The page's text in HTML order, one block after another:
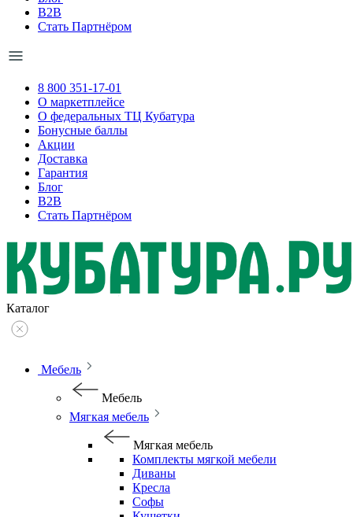
B2B
Стать Партнёром
8 800 351-17-01
О маркетплейсе
О федеральных ТЦ Кубатура
Бонусные баллы
Акции
Доставка
Гарантия
Блог
B2B
Стать Партнёром
Каталог
Мебель
Мебель
Мягкая мебель
Мягкая мебель
Комплекты мягкой мебели
Диваны
Кресла
Софы